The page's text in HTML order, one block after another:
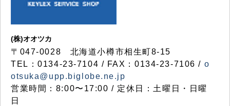
(株)オオツカ
〒047-0028 北海道小樽市相生町8-15
TEL：0134-23-7104 / FAX：0134-23-7106 / o
otsuka@upp.biglobe.ne.jp
営業時間：8:00〜17:00 / 定休日：土曜日・日曜
日